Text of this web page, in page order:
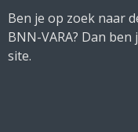
Ben je op zoek naar
BNN-VARA? Dan
site.